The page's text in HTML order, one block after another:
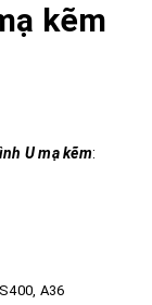
kẽm
U mạ kẽm:
A36